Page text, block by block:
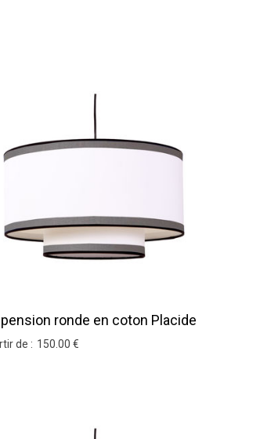
ronde en coton Placide
de : 150 .00 €